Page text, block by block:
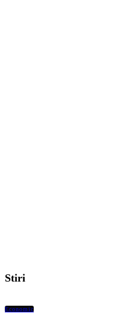
Stiri
Economic